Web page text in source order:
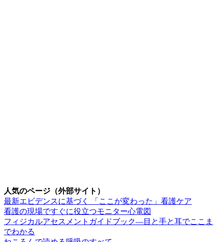
人気のページ（外部サイト）
最新エビデンスに基づく 「ここが変わった」看護ケア
看護の現場ですぐに役立つモニター心電図
フィジカルアセスメントガイドブック―目と手と耳でここま
でわかる